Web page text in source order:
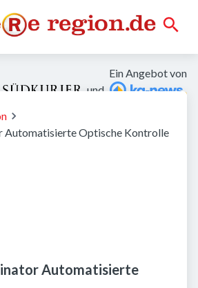
Ein Angebot von
und
Automatisierte Optische Kontrolle
Automatisierte